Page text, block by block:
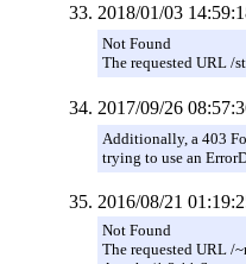
2018/01/03
Not Found
The requested URL /
2017/09/26
Additionally, a 403
trying to use an
2016/08/21
Not Found
The requested URL /